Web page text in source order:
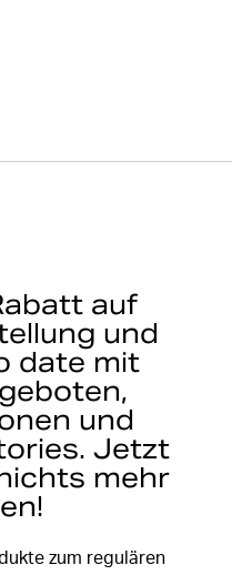
auf
und
date mit
und
Jetzt
mehr
zum regulären